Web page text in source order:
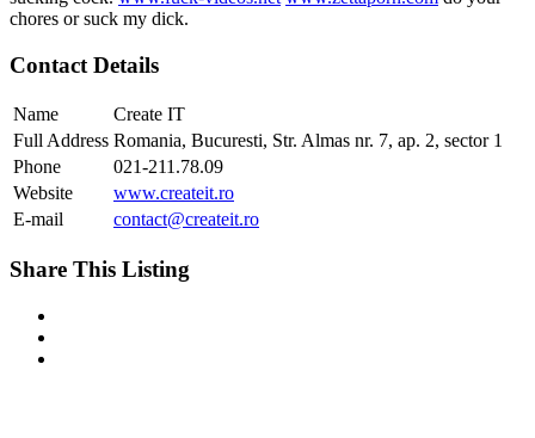
chores or suck my dick.
Contact Details
Name
Create IT
Full Address Romania, Bucuresti, Str. Almas nr. 7, ap. 2, sector 1
Phone
021-211.78.09
Website
www.createit.ro
E-mail
contact@createit.ro
Share This Listing